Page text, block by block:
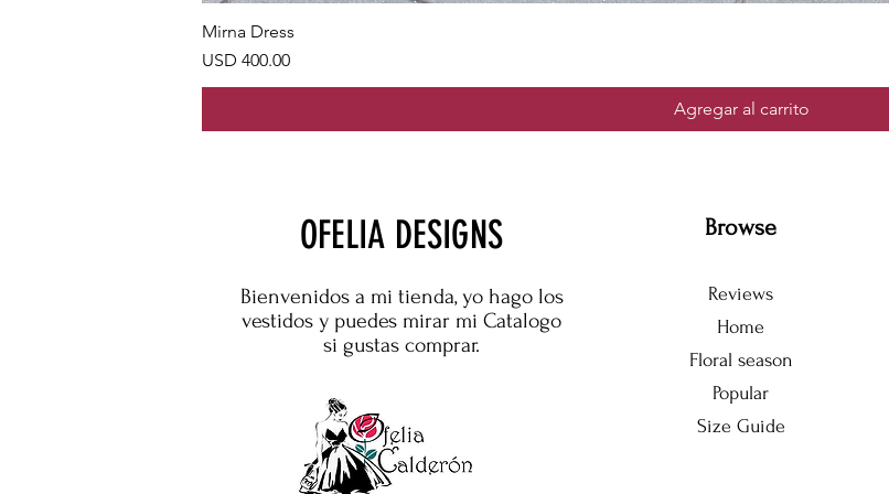
Mirna Dress
Precio
USD 400.00
Agregar al carrito
OFELIA DESIGNS
Bienvenidos a mi tienda, yo hago los
vestidos y puedes mirar mi Catalogo
si gustas comprar.
Browse
Reviews
Home
Floral season
Popular
Size Guide